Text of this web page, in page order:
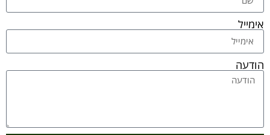
אימייל
הודעה